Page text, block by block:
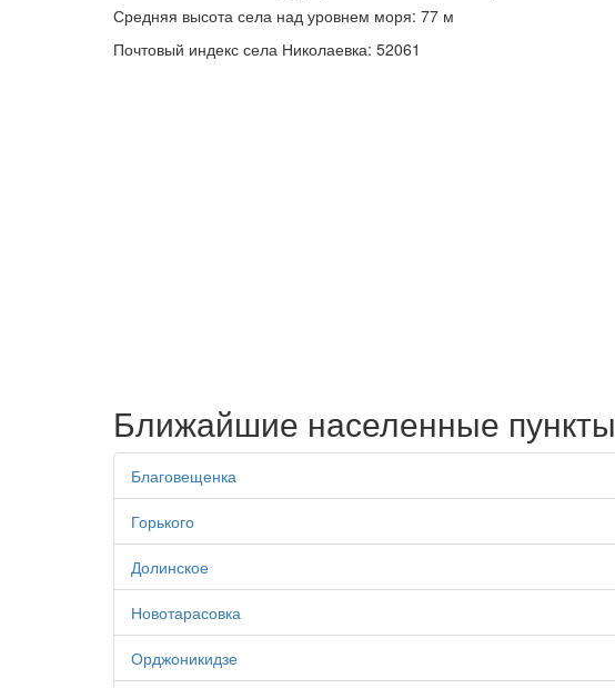
Средняя высота села над уровнем моря: 77 м
Почтовый индекс села Николаевка: 52061
Ближайшие населенные пункты
Благовещенка
Горького
Долинское
Новотарасовка
Орджоникидзе